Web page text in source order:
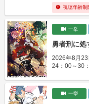
視聴年齢制
一挙
勇者刑に処
2026年8月23
24：00～30
一挙